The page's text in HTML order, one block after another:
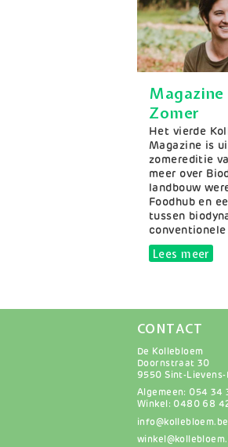
Magazine
Zomer
Samenvatting
Het vierde
Magazine is
zomereditie
meer over
landbouw
Foodhub en
tussen
conventionele
Lees meer
CONTACT
De Kollebloem
Doornstraat 30
9550 Sint-Lievens-
Algemeen: 054 34
Winkel: 0480 68
info@kollebloem.be